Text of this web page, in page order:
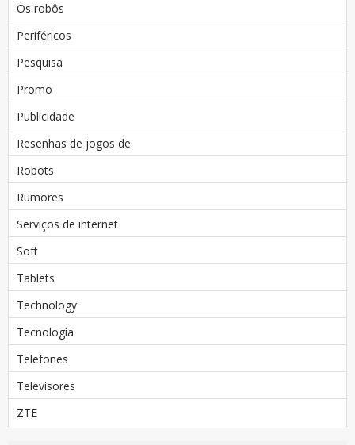
Os robôs
Periféricos
Pesquisa
Promo
Publicidade
Resenhas de jogos de
Robots
Rumores
Serviços de internet
Soft
Tablets
Technology
Tecnologia
Telefones
Televisores
ZTE